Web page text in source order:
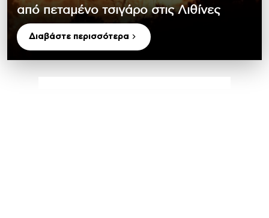
από πεταμένο τσιγάρο στις Λιθίνες
Διαβάστε περισσότερα